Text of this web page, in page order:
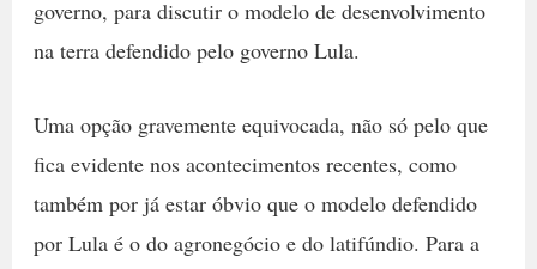
governo, para discutir o modelo de desenvolvimento
na terra defendido pelo governo Lula.
Uma opção gravemente equivocada, não só pelo que
fica evidente nos acontecimentos recentes, como
também por já estar óbvio que o modelo defendido
por Lula é o do agronegócio e do latifúndio. Para a